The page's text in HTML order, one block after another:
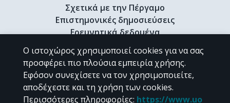
Σχετικά με την Πέργαμο
Επιστημονικές δημοσιεύσεις
Ερευνητικά δεδομένα
Διδακτορικές διατριβές & Γκρίζα βιβλιογραφία
Προφίλ Ερευνητή
CC BY-NC 4.0
Ο ιστοχώρος χρησιμοποιεί cookies για να σας
προσφέρει πιο πλούσια εμπειρία χρήσης.
Εφόσον συνεχίσετε να τον χρησιμοποιείτε,
αποδέχεστε και τη χρήση των cookies.
Περισσότερες πληροφορίες: https://www.uo